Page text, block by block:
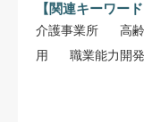
【関連キーワード
介護事業所 高
用
職業能力開発